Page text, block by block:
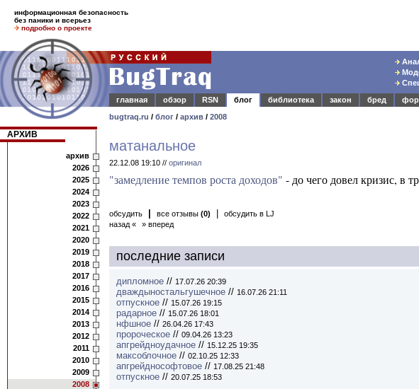
информационная безопасность
без паники и всерьез
подробно о проекте
главная
обзор RSN блог библиотека закон бред
bugtraq.ru / блог / архив / 2008
АРХИВ
архив
2026
2025
2024
2023
2022
2021
2020
2019
2018
2017
2016
2015
2014
2013
2012
2011
2010
2009
2008
матанальное
22.12.08 19:10 // оригинал
"замедление темпов роста доходов" - до чего довел кризис, в
обсудить все отзывы (0) обсудить в LJ
назад «
» вперед
последние записи
дипломное // 17.07.26 20:39
дваждыностальгушечное // 16.07.26 21:11
отпускное // 15.07.26 19:15
радарное // 15.07.26 18:01
нфшное // 26.04.26 17:43
пророческое // 09.04.26 13:23
апгрейдноудачное // 15.12.25 19:35
максоблочное // 02.10.25 12:33
апгрейднософтовое // 17.08.25 21:48
отпускное // 20.07.25 18:53